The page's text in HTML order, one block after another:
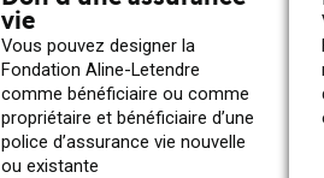
vie
Vous pouvez designer la
Fondation Aline-Letendre
comme bénéficiaire ou comme
propriétaire et bénéficiaire d’une
police d’assurance vie nouvelle
ou existante